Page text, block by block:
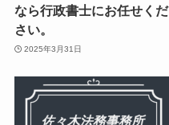
なら行政書士にお任せくだ
さい。
2025年3月31日